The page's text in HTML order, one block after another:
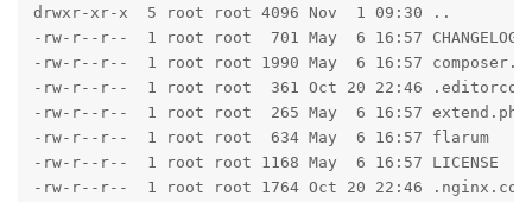
drwxr-xr-x  5 root root 4096 Nov  1 09:30 ..
-rw-r--r--  1 root root  701 May  6 16:57
-rw-r--r--  1 root root 1990 May  6 16:57
-rw-r--r--  1 root root  361 Oct 20 22:46
-rw-r--r--  1 root root  265 May  6 16:57 extend.php
-rw-r--r--  1 root root  634 May  6 16:57 flarum
-rw-r--r--  1 root root 1168 May  6 16:57 LICENSE
-rw-r--r--  1 root root 1764 Oct 20 22:46